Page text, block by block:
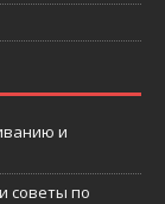
и
советы по